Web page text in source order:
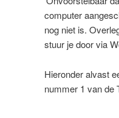
computer
nog niet is.
stuur je door via
Hieronder alvast
nummer 1 van de